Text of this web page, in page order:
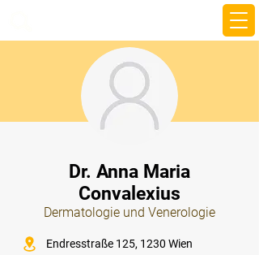
Dr. Anna Maria
Convalexius
Dermatologie und Venerologie
Endresstraße 125, 1230 Wien